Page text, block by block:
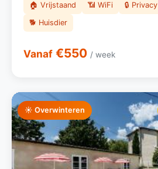
🏠 Vrijstaand 📶 WiFi 🔒 Privacy
🐕 Huisdier
Vanaf €550 / week
☀️ Overwinteren